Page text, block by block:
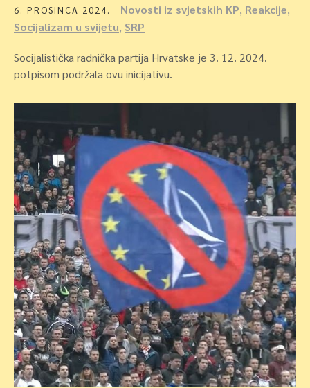
6. PROSINCA 2024. Novosti iz svjetskih KP, Reakcije,
Socijalizam u svijetu, SRP
Socijalistička radnička partija Hrvatske je 3. 12. 2024.
potpisom podržala ovu inicijativu.